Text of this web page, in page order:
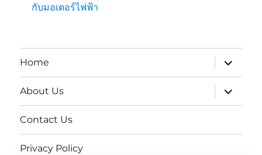
กับมอเตอร์ไฟฟ้า
Home
expand
child
menu
About Us
expand
child
menu
Contact Us
Privacy Policy